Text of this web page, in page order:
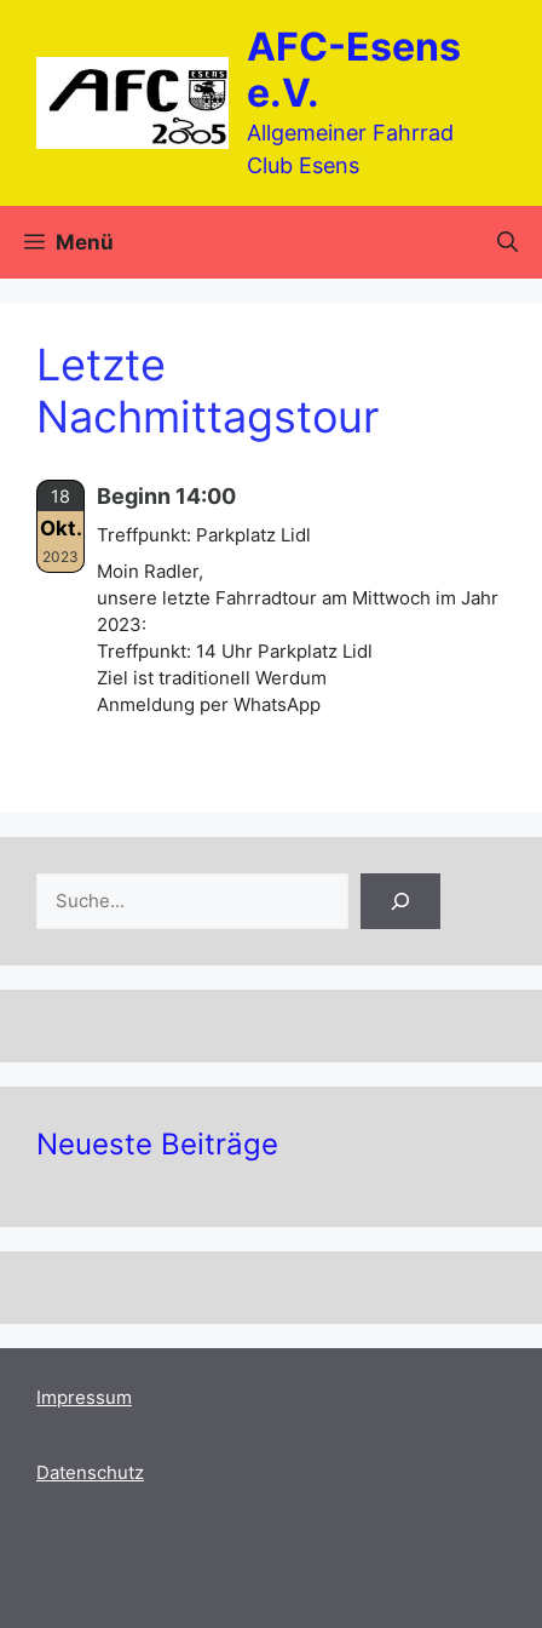
springen
AFC-Esens
e.V.
Allgemeiner Fahrrad
Club Esens
Menü
Letzte
Nachmittagstour
18
Okt.
2023
Beginn 14:00
Treffpunkt: Parkplatz Lidl
Moin Radler,
unsere letzte Fahrradtour am Mittwoch im Jahr
2023:
Treffpunkt: 14 Uhr Parkplatz Lidl
Ziel ist traditionell Werdum
Anmeldung per WhatsApp
Neueste Beiträge
Impressum
Datenschutz